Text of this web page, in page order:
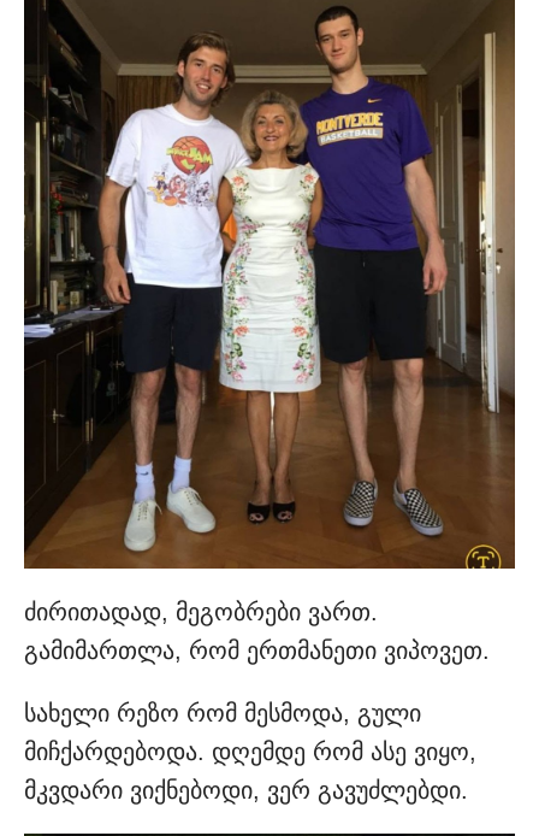
ძირითადად, მეგობრები ვართ.
გამიმართლა, რომ ერთმანეთი ვიპოვეთ.
სახელი რეზო რომ მესმოდა, გული
მიჩქარდებოდა. დღემდე რომ ასე ვიყო,
მკვდარი ვიქნებოდი, ვერ გავუძლებდი.